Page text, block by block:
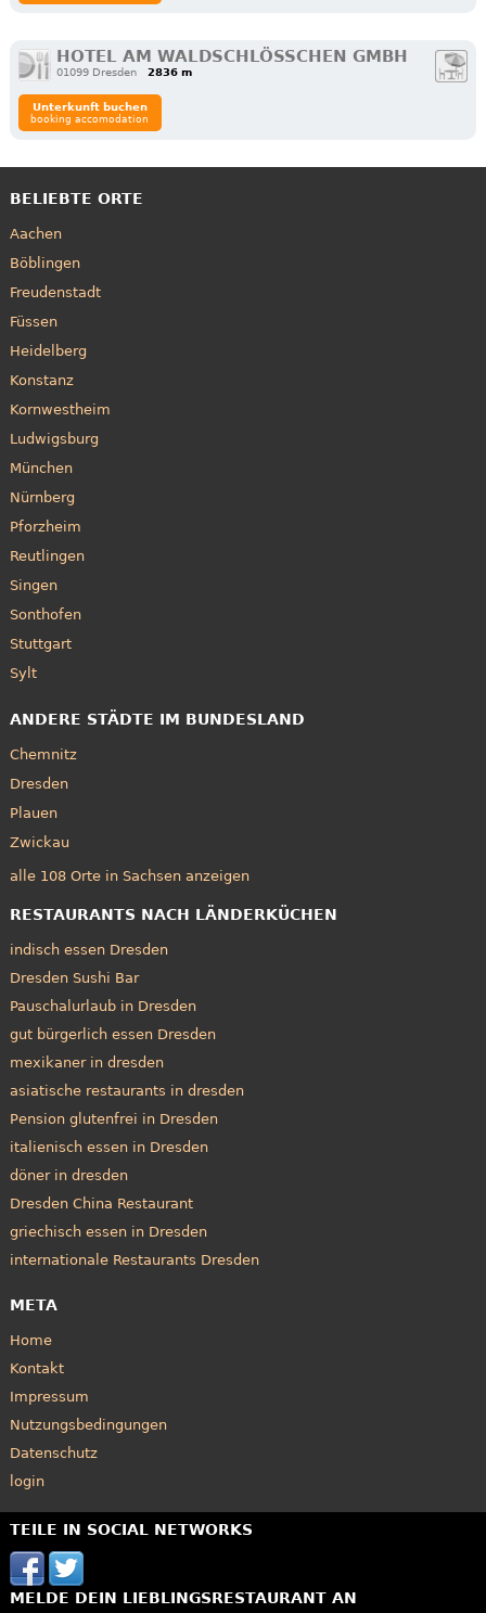
HOTEL AM WALDSCHLÖSSCHEN GMBH
01099 Dresden 2836 m
Unterkunft buchen
booking accomodation
BELIEBTE ORTE
Aachen
Böblingen
Freudenstadt
Füssen
Heidelberg
Konstanz
Kornwestheim
Ludwigsburg
München
Nürnberg
Pforzheim
Reutlingen
Singen
Sonthofen
Stuttgart
Sylt
ANDERE STÄDTE IM BUNDESLAND
Chemnitz
Dresden
Plauen
Zwickau
alle 108 Orte in Sachsen anzeigen
RESTAURANTS NACH LÄNDERKÜCHEN
indisch essen Dresden
Dresden Sushi Bar
Pauschalurlaub in Dresden
gut bürgerlich essen Dresden
mexikaner in dresden
asiatische restaurants in dresden
Pension glutenfrei in Dresden
italienisch essen in Dresden
döner in dresden
Dresden China Restaurant
griechisch essen in Dresden
internationale Restaurants Dresden
META
Home
Kontakt
Impressum
Nutzungsbedingungen
Datenschutz
login
TEILE IN SOCIAL NETWORKS
MELDE DEIN LIEBLINGSRESTAURANT AN